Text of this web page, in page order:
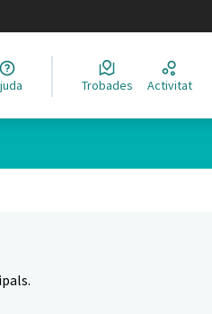
idioma
Ajuda Trobades Activitat